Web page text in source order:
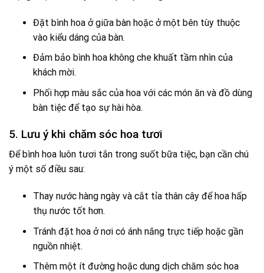
Đặt bình hoa ở giữa bàn hoặc ở một bên tùy thuộc
vào kiểu dáng của bàn.
Đảm bảo bình hoa không che khuất tầm nhìn của
khách mời.
Phối hợp màu sắc của hoa với các món ăn và đồ dùng
bàn tiệc để tạo sự hài hòa.
5. Lưu ý khi chăm sóc hoa tươi
Để bình hoa luôn tươi tắn trong suốt bữa tiệc, bạn cần chú
ý một số điều sau:
Thay nước hàng ngày và cắt tỉa thân cây để hoa hấp
thụ nước tốt hơn.
Tránh đặt hoa ở nơi có ánh nắng trực tiếp hoặc gần
nguồn nhiệt.
Thêm một ít đường hoặc dung dịch chăm sóc hoa